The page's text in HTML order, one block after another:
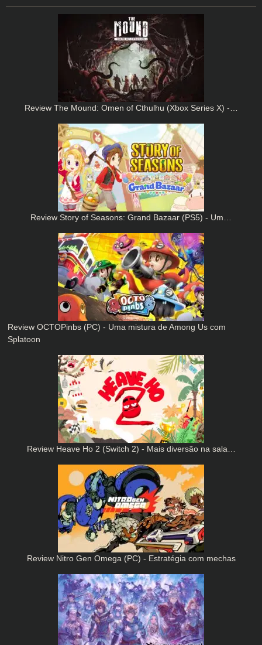
Review The Mound: Omen of Cthulhu (Xbox Series X) -…
Review Story of Seasons: Grand Bazaar (PS5) - Um…
Review OCTOPinbs (PC) - Uma mistura de Among Us com
Splatoon
Review Heave Ho 2 (Switch 2) - Mais diversão na sala…
Review Nitro Gen Omega (PC) - Estratégia com mechas